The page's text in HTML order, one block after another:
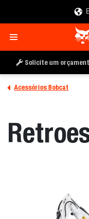
Solicite um
Acessórios Bobcat
PEÇA UMA COTAÇÃO